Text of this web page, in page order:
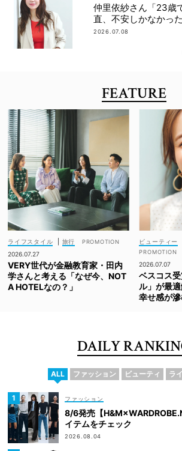
仲里依紗さん「23歳
直、不安しかなかった
2026.07.08
FEATURE
ライフスタイル
旅行
2026.07.27
VERY世代が金融教育家・田内
学さんと考える「なぜ今、NOT
A HOTELなの？」
ビューティー
2026.07.07
ベスコス
ル」が最
幸せ感が
DAILY
ALL ファッション ビューティ ラ
ファッション
8/6発売【
イテムをチェック
2026.08.04